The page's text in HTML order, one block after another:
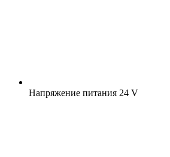
Напряжение питания 24 V